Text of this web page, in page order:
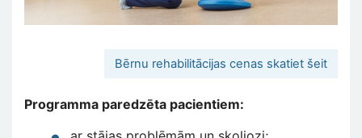
Bērnu rehabilitācijas cenas skatiet šeit
Programma paredzēta pacientiem: